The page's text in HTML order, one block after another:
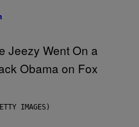
IMAGES)